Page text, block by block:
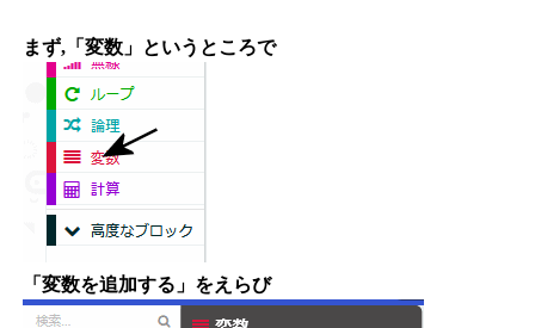
まず,「変数」というところで
「変数を追加する」をえらび